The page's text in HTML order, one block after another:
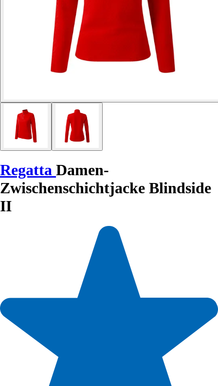
Regatta Damen-
Zwischenschichtjacke Blindside
II